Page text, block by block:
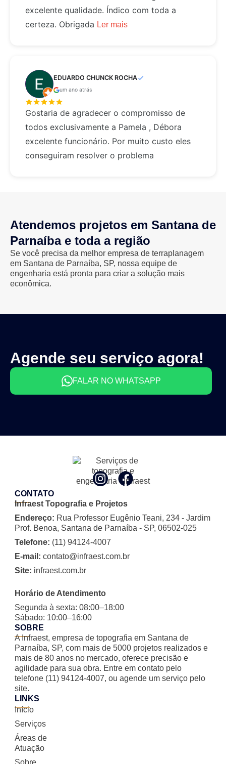
excelente qualidade. Índico com toda a
certeza. Obrigada Ler mais
EDUARDO CHUNCK ROCHA
um ano atrás
Gostaria de agradecer o compromisso de
todos exclusivamente a Pamela , Débora
excelente funcionário. Por muito custo eles
conseguiram resolver o problema
Atendemos projetos em Santana de
Parnaíba e toda a região
Se você precisa da melhor empresa de terraplanagem
em Santana de Parnaíba, SP, nossa equipe de
engenharia está pronta para criar a solução mais
econômica.
Agende seu serviço agora!
FALAR NO WHATSAPP
SOBRE
A Infraest, empresa de topografia em Santana de
Parnaíba, SP, com mais de 5000 projetos realizados e
mais de 80 anos no mercado, oferece precisão e
agilidade para sua obra. Entre em contato pelo
telefone (11) 94124-4007, ou agende um serviço pelo
site.
LINKS
Início
Serviços
Áreas de
Atuação
CONTATO
Infraest Topografia e Projetos
Endereço: Rua Professor Eugênio Teani, 234 - Jardim
Prof. Benoa, Santana de Parnaíba - SP, 06502-025
Telefone: (11) 94124-4007
E-mail: contato@infraest.com.br
Site: infraest.com.br
Horário de Atendimento
Segunda à sexta: 08:00–18:00
Sábado: 10:00–16:00